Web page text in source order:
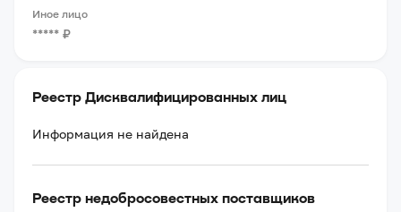
Иное лицо
***** ₽
Реестр Дисквалифицированных лиц
Информация не найдена
Реестр недобросовестных поставщиков